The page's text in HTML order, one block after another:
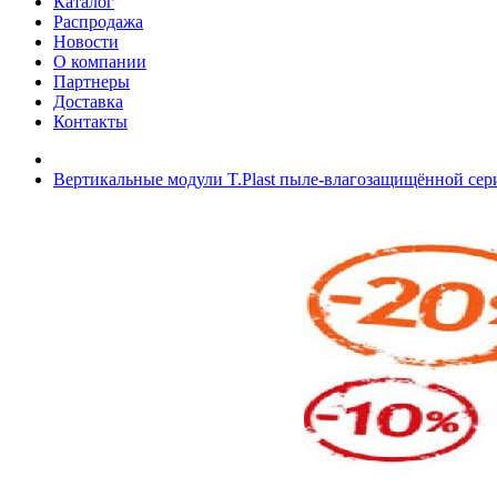
Распродажа
Новости
О компании
Партнеры
Доставка
Контакты
Вертикальные модули T.Plast пыле-влагозащищённой